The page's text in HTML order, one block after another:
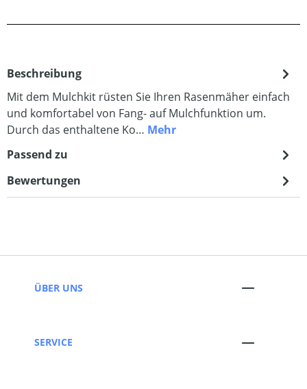
Beschreibung
Mit dem Mulchkit rüsten Sie Ihren Rasenmäher einfach
und komfortabel von Fang- auf Mulchfunktion um.
Durch das enthaltene Ko… Mehr
Passend zu
Bewertungen
ÜBER UNS
SERVICE